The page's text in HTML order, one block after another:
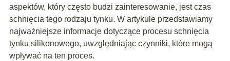
aspektów, który często budzi zainteresowanie, jest czas
schnięcia tego rodzaju tynku. W artykule przedstawiamy
najważniejsze informacje dotyczące procesu schnięcia
tynku silikonowego, uwzględniając czynniki, które mogą
wpływać na ten proces.